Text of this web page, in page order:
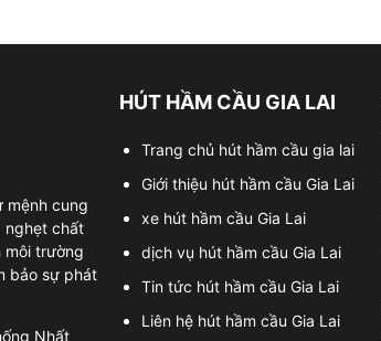
mệnh cung
nghẹt chất
môi trường
bảo sự phát
Nhất
HÚT HẦM CẦU GIA LAI
Trang chủ hút hầm cầu gia lai
Giới thiệu hút hầm cầu Gia Lai
xe hút hầm cầu Gia Lai
dịch vụ hút hầm cầu Gia Lai
Tin tức hút hầm cầu Gia Lai
Liên hệ hút hầm cầu Gia Lai